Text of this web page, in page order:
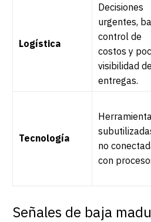
Logística
Decisiones
urgentes,
control de
costos y
visibilidad de
entregas.
Tecnología
no
con
Señales de baja